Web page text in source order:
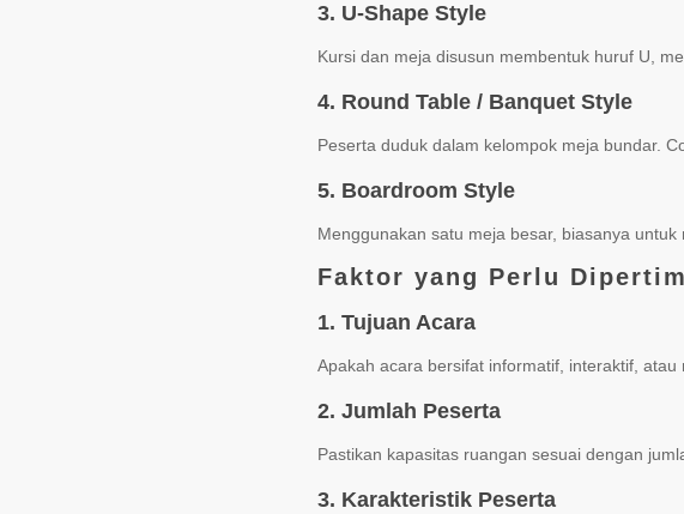
3. U-Shape Style
Kursi dan meja disusun membentuk huruf U,
4. Round Table / Banquet Style
Peserta duduk dalam kelompok meja bundar.
5. Boardroom Style
Menggunakan satu meja besar, biasanya
Faktor yang Perlu
1. Tujuan Acara
Apakah acara bersifat informatif, interaktif,
2. Jumlah Peserta
Pastikan kapasitas ruangan sesuai dengan
3. Karakteristik Peserta